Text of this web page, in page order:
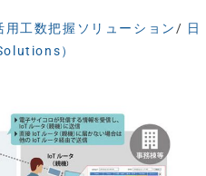
工数把握ソリューション/ 日
）